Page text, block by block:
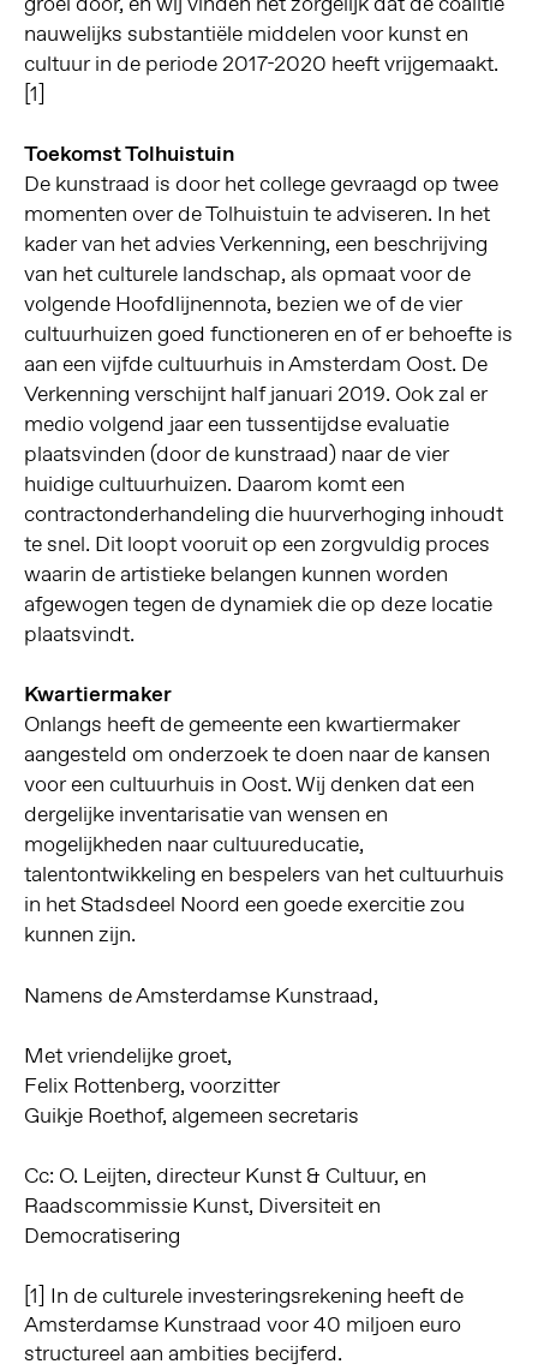
nauwelijks substantiële middelen voor kunst en
cultuur in de periode 2017-2020 heeft vrijgemaakt.
[1]
Toekomst Tolhuistuin
De kunstraad is door het college gevraagd op twee
momenten over de Tolhuistuin te adviseren. In het
kader van het advies Verkenning, een beschrijving
van het culturele landschap, als opmaat voor de
volgende Hoofdlijnennota, bezien we of de vier
cultuurhuizen goed functioneren en of er behoefte is
aan een vijfde cultuurhuis in Amsterdam Oost. De
Verkenning verschijnt half januari 2019. Ook zal er
medio volgend jaar een tussentijdse evaluatie
plaatsvinden (door de kunstraad) naar de vier
huidige cultuurhuizen. Daarom komt een
contractonderhandeling die huurverhoging inhoudt
te snel. Dit loopt vooruit op een zorgvuldig proces
waarin de artistieke belangen kunnen worden
afgewogen tegen de dynamiek die op deze locatie
plaatsvindt.
Kwartiermaker
Onlangs heeft de gemeente een kwartiermaker
aangesteld om onderzoek te doen naar de kansen
voor een cultuurhuis in Oost. Wij denken dat een
dergelijke inventarisatie van wensen en
mogelijkheden naar cultuureducatie,
talentontwikkeling en bespelers van het cultuurhuis
in het Stadsdeel Noord een goede exercitie zou
kunnen zijn.
Namens de Amsterdamse Kunstraad,
Met vriendelijke groet,
Felix Rottenberg, voorzitter
Guikje Roethof, algemeen secretaris
Cc: O. Leijten, directeur Kunst & Cultuur, en
Raadscommissie Kunst, Diversiteit en
Democratisering
[1] In de culturele investeringsrekening heeft de
Amsterdamse Kunstraad voor 40 miljoen euro
structureel aan ambities becijferd.